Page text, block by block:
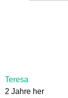
Teresa
2 Jahre her